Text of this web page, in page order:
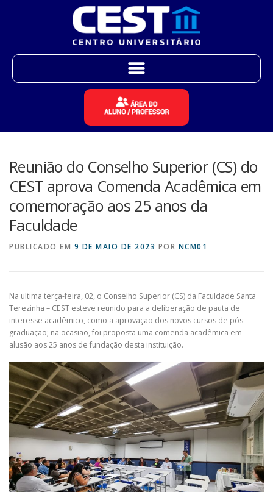
Reunião do Conselho Superior (CS) do
CEST aprova Comenda Acadêmica em
comemoração aos 25 anos da
Faculdade
PUBLICADO EM 9 DE MAIO DE 2023 POR NCM01
Na ultima terça-feira, 02, o Conselho Superior (CS) da Faculdade Santa
Terezinha – CEST esteve reunido para a deliberação de pauta de
interesse acadêmico, como a aprovação dos novos cursos de pós-
graduação; na ocasião, foi proposta uma comenda acadêmica em
alusão aos 25 anos de fundação desta instituição.